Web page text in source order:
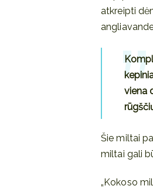
atkreipti
viena
Šie miltai
miltai gali
„Kokoso